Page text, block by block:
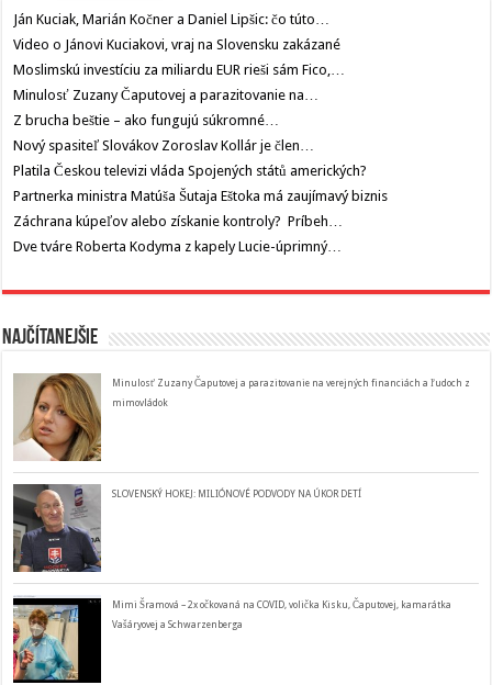
Ján Kuciak, Marián Kočner a Daniel Lipšic: čo túto…
Video o Jánovi Kuciakovi, vraj na Slovensku zakázané
Moslimskú investíciu za miliardu EUR rieši sám Fico,…
Minulosť Zuzany Čaputovej a parazitovanie na…
Z brucha beštie – ako fungujú súkromné…
Nový spasiteľ Slovákov Zoroslav Kollár je člen…
Platila Českou televizi vláda Spojených států amerických?
Partnerka ministra Matúša Šutaja Eštoka má zaujímavý biznis
Záchrana kúpeľov alebo získanie kontroly? Príbeh…
Dve tváre Roberta Kodyma z kapely Lucie-úprimný…
Najčítanejšie
Minulosť Zuzany Čaputovej a parazitovanie na verejných financiách a ľudoch z
mimovládok
SLOVENSKÝ HOKEJ: MILIÓNOVÉ PODVODY NA ÚKOR DETÍ
Mimi Šramová – 2x očkovaná na COVID, volička Kisku, Čaputovej, kamarátka
Vašáryovej a Schwarzenberga